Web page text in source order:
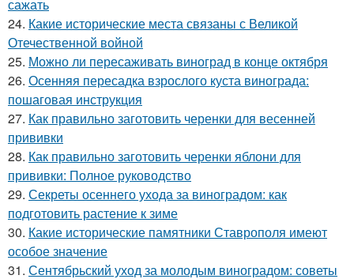
сажать
24. Какие исторические места связаны с Великой
Отечественной войной
25. Можно ли пересаживать виноград в конце октября
26. Осенняя пересадка взрослого куста винограда:
пошаговая инструкция
27. Как правильно заготовить черенки для весенней
прививки
28. Как правильно заготовить черенки яблони для
прививки: Полное руководство
29. Секреты осеннего ухода за виноградом: как
подготовить растение к зиме
30. Какие исторические памятники Ставрополя имеют
особое значение
31. Сентябрьский уход за молодым виноградом: советы